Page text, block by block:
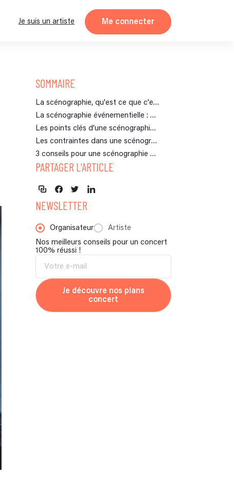
Je suis un artiste Me connecter
SOMMAIRE
La scénographie, qu'est ce que c'est ?
La scénographie événementielle : Pour quoi faire ?
Les points clés d’une scénographie réussie
Les contraintes dans une scénographie
3 conseils pour une scénographie au top !
PARTAGER L'ARTICLE
NEWSLETTER
Organisateur
Artiste
Nos meilleurs conseils pour un concert
100% réussi !
Je découvre nos plans
concert